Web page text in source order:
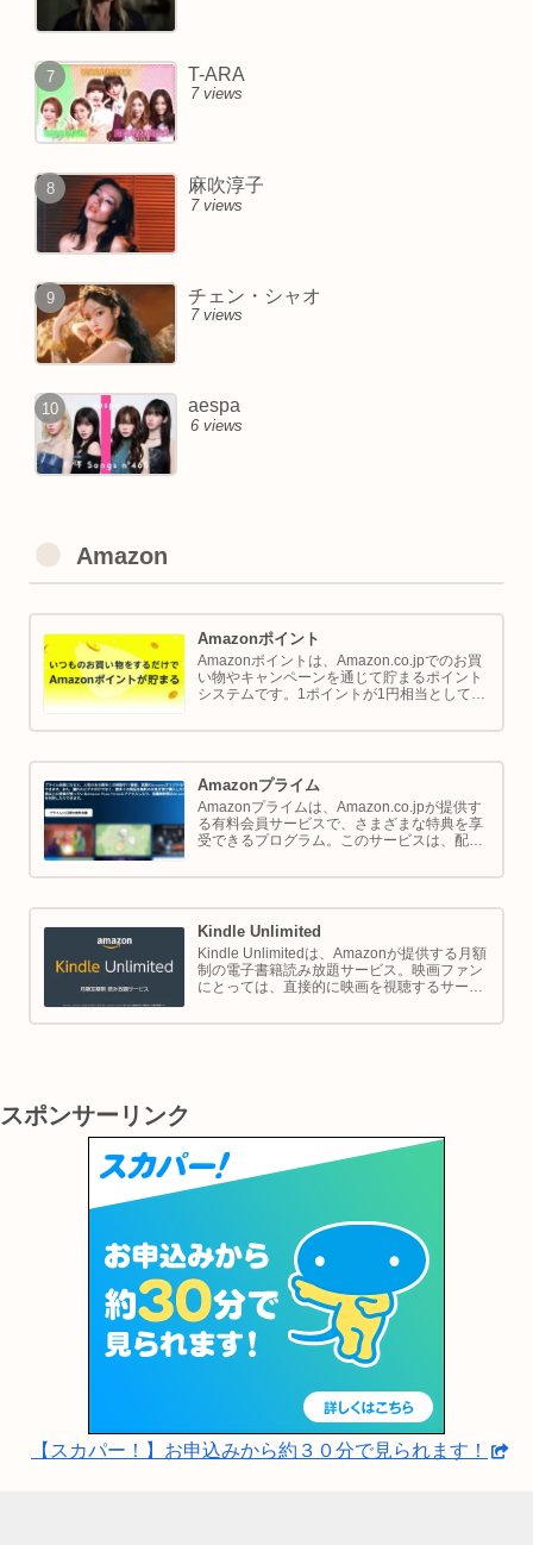
T-ARA
7 views
麻吹淳子
7 views
チェン・シャオ
7 views
aespa
6 views
Amazon
Amazonポイント
Amazonポイントは、Amazon.co.jpでのお買
い物やキャンペーンを通じて貯まるポイント
システムです。1ポイントが1円相当として、
では Amazon ポイントの使い方と貯め方を解
Amazonプライム
Amazonプライムは、Amazon.co.jpが提供す
る有料会員サービスで、さまざまな特典を享
受できるプログラム。このサービスは、配送
実、さらには限定割引までをカバーし、日常
Kindle Unlimited
Kindle Unlimitedは、Amazonが提供する月額
制の電子書籍読み放題サービス。映画ファン
にとっては、直接的に映画を視聴するサービ
理解し、楽しむための間接的なツールとして
スポンサーリンク
【スカパー！】お申込みから約３０分で見られます！